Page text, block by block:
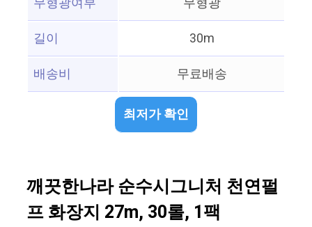
길이
30m
배송비
무료배송
최저가 확인
깨끗한나라 순수시그니처 천연펄
프 화장지 27m, 30롤, 1팩